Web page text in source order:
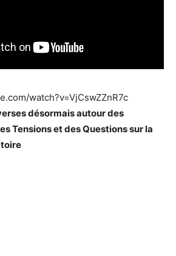
watch?v=VjCswZZnR7c
désormais autour des
Tensions et des Questions sur la